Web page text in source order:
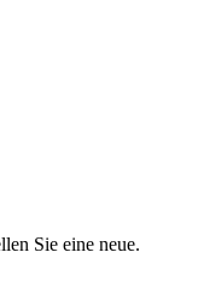
Sie eine neue.